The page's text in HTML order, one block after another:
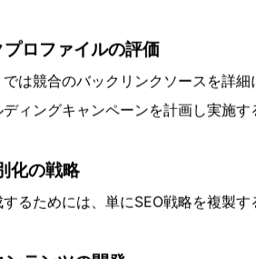
図る方法を詳細に説明します。
略の分析
することができます。
ンテンツの分析
では、競合他社のウェブサイトから